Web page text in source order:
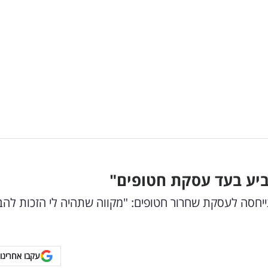
בעד עסקת חטופים"
לעסקת שחרור חטופים: "מקווה שתהיה לי הזכות
עקבו